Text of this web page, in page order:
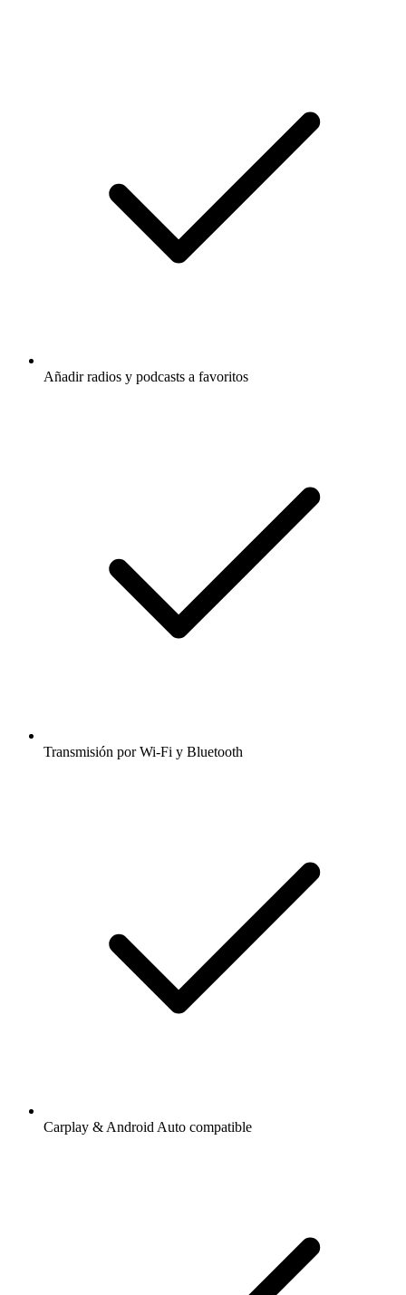
Añadir radios y podcasts a favoritos
Transmisión por Wi-Fi y Bluetooth
Carplay & Android Auto compatible